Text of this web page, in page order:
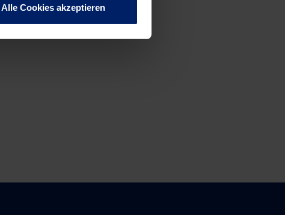
Alle Cookies akzeptieren